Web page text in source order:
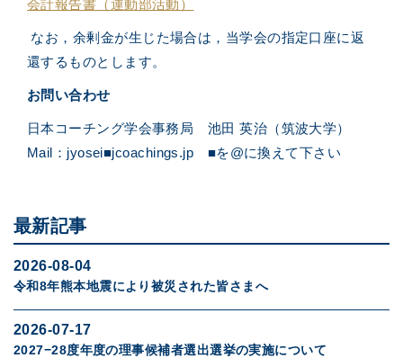
会計報告書（運動部活動）
なお，余剰金が生じた場合は，当学会の指定口座に返
還するものとします。
お問い合わせ
日本コーチング学会事務局 池田 英治（筑波大学）
Mail：jyosei■jcoachings.jp ■を@に換えて下さい
最新記事
2026-08-04
令和8年熊本地震により被災された皆さまへ
2026-07-17
2027−28度年度の理事候補者選出選挙の実施について